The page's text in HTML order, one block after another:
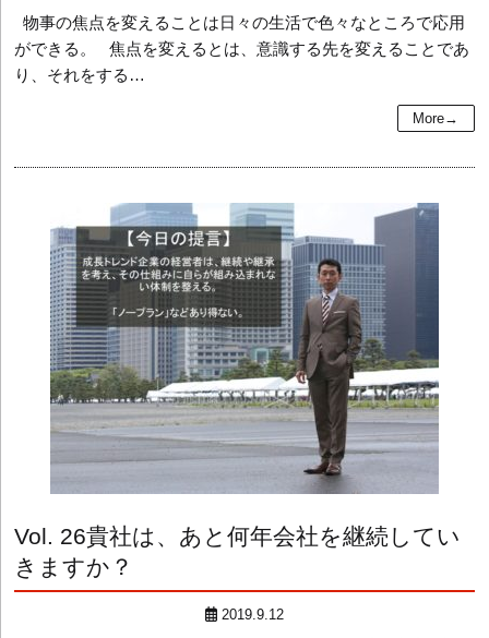
物事の焦点を変えることは日々の生活で色々なところで応用
ができる。 焦点を変えるとは、意識する先を変えることであ
り、それをする…
More→
Vol. 26貴社は、あと何年会社を継続してい
きますか？
2019.9.12